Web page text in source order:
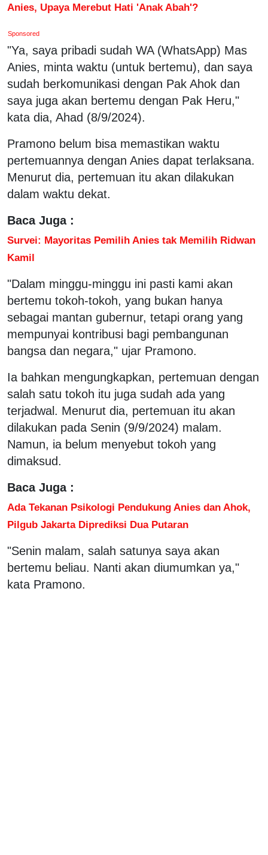
Anies, Upaya Merebut Hati 'Anak Abah'?
Sponsored
"Ya, saya pribadi sudah WA (WhatsApp) Mas
Anies, minta waktu (untuk bertemu), dan saya
sudah berkomunikasi dengan Pak Ahok dan
saya juga akan bertemu dengan Pak Heru,"
kata dia, Ahad (8/9/2024).
Pramono belum bisa memastikan waktu
pertemuannya dengan Anies dapat terlaksana.
Menurut dia, pertemuan itu akan dilakukan
dalam waktu dekat.
Baca Juga :
Survei: Mayoritas Pemilih Anies tak Memilih Ridwan
Kamil
"Dalam minggu-minggu ini pasti kami akan
bertemu tokoh-tokoh, yang bukan hanya
sebagai mantan gubernur, tetapi orang yang
mempunyai kontribusi bagi pembangunan
bangsa dan negara," ujar Pramono.
Ia bahkan mengungkapkan, pertemuan dengan
salah satu tokoh itu juga sudah ada yang
terjadwal. Menurut dia, pertemuan itu akan
dilakukan pada Senin (9/9/2024) malam.
Namun, ia belum menyebut tokoh yang
dimaksud.
Baca Juga :
Ada Tekanan Psikologi Pendukung Anies dan Ahok,
Pilgub Jakarta Diprediksi Dua Putaran
"Senin malam, salah satunya saya akan
bertemu beliau. Nanti akan diumumkan ya,"
kata Pramono.